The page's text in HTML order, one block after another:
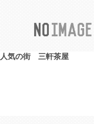
人気の街 三軒茶屋